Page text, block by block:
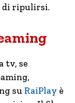
di ripulirsi.
tv, se
su RaiPlay è